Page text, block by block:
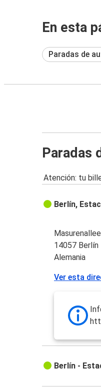
En esta
Paradas de
Paradas
Atención: tu
Berlín,
14057 Berlín
Alemania
Ver esta
Berlín -